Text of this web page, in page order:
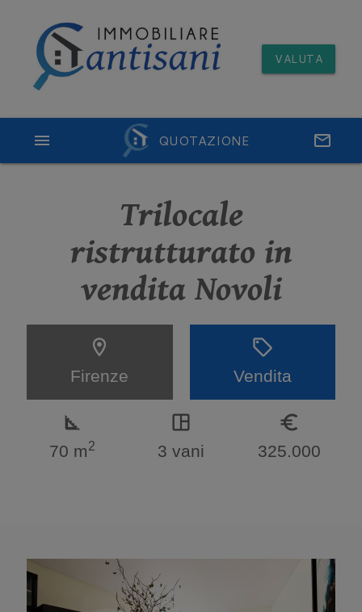
VALUTA
QUOTAZIONE email
menu
Trilocale
ristrutturato in
vendita Novoli
location_on
Firenze
sell
Vendita
square_foot
70 m2
space_dashboard
3 vani
euro_symbol
325.000